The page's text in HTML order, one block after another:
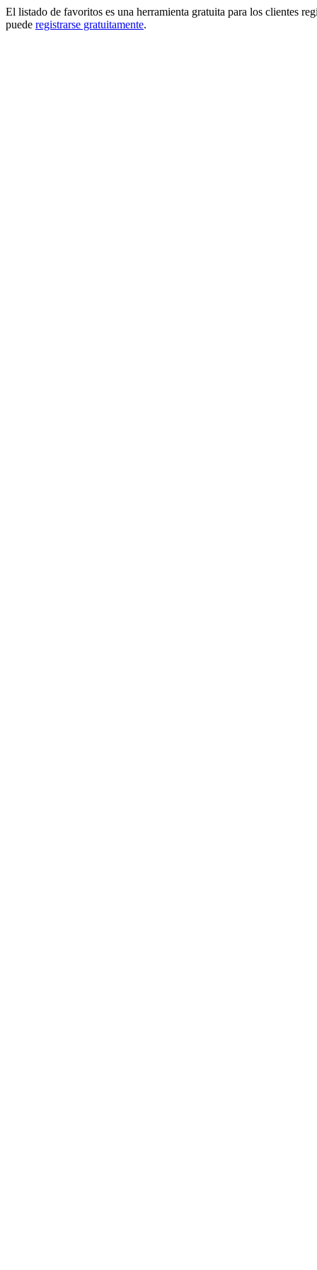
El listado de favoritos es una herramienta gratuita para los clientes
puede registrarse gratuitamente.